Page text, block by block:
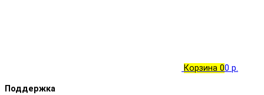
Корзина 00 р.
Поддержка